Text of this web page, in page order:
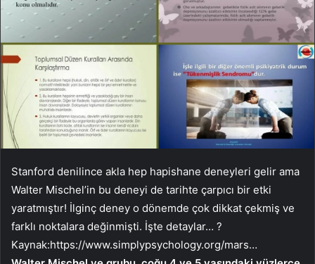
Stanford denilince akla hep hapishane deneyleri gelir ama
Walter Mischel’in bu deneyi de tarihte çarpıcı bir etki
yaratmıştır! İlginç deney o dönemde çok dikkat çekmiş ve
farklı noktalara değinmişti. İşte detaylar… ?
Kaynak:https://www.simplypsychology.org/mars…